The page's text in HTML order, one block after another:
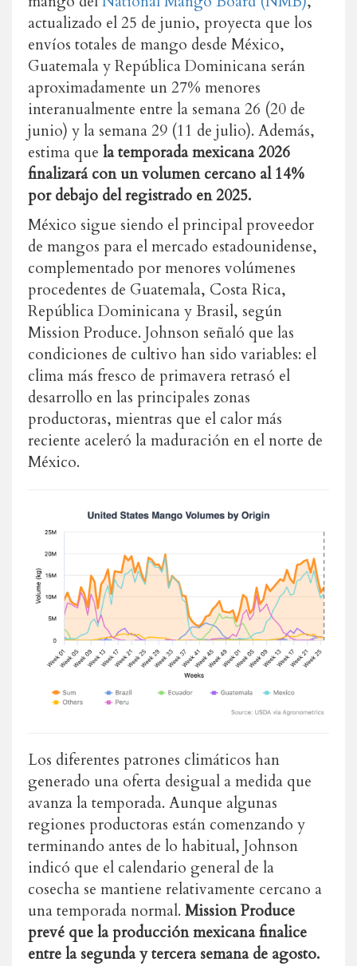
actualizado el 25 de junio, proyecta que los
envíos totales de mango desde México,
Guatemala y República Dominicana serán
aproximadamente un 27% menores
interanualmente entre la semana 26 (20 de
junio) y la semana 29 (11 de julio). Además,
estima que la temporada mexicana 2026
finalizará con un volumen cercano al 14%
por debajo del registrado en 2025.
México sigue siendo el principal proveedor
de mangos para el mercado estadounidense,
complementado por menores volúmenes
procedentes de Guatemala, Costa Rica,
República Dominicana y Brasil, según
Mission Produce. Johnson señaló que las
condiciones de cultivo han sido variables: el
clima más fresco de primavera retrasó el
desarrollo en las principales zonas
productoras, mientras que el calor más
reciente aceleró la maduración en el norte de
México.
Los diferentes patrones climáticos han
generado una oferta desigual a medida que
avanza la temporada. Aunque algunas
regiones productoras están comenzando y
terminando antes de lo habitual, Johnson
indicó que el calendario general de la
cosecha se mantiene relativamente cercano a
una temporada normal. Mission Produce
prevé que la producción mexicana finalice
entre la segunda y tercera semana de agosto.